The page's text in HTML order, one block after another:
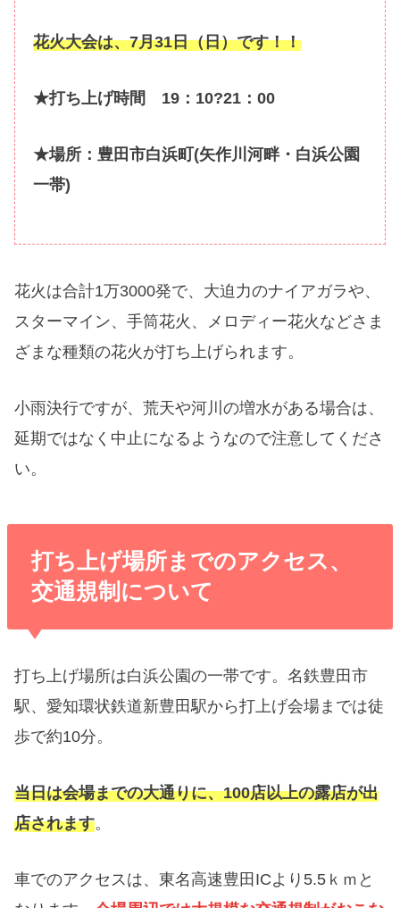
花火大会は、7月31日（日）です！！
★打ち上げ時間 19：10?21：00
★場所：豊田市白浜町(矢作川河畔・白浜公園
一帯)
花火は合計1万3000発で、大迫力のナイアガラや、
スターマイン、手筒花火、メロディー花火などさま
ざまな種類の花火が打ち上げられます。
小雨決行ですが、荒天や河川の増水がある場合は、
延期ではなく中止になるようなので注意してくださ
い。
打ち上げ場所までのアクセス、
交通規制について
打ち上げ場所は白浜公園の一帯です。名鉄豊田市
駅、愛知環状鉄道新豊田駅から打上げ会場までは徒
歩で約10分。
当日は会場までの大通りに、100店以上の露店が出
店されます。
車でのアクセスは、東名高速豊田ICより5.5ｋｍと